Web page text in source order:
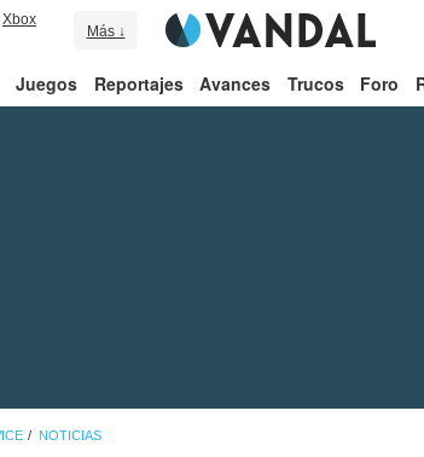
Xbox
Más ↓
Juegos Reportajes Avances Trucos Foro
NOTICIAS